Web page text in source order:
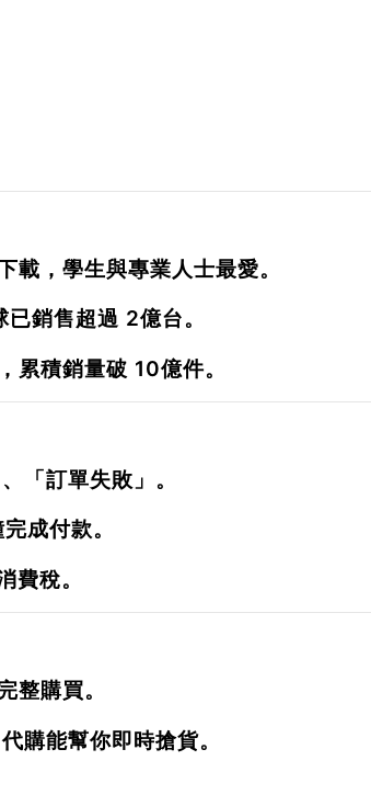
載，學生與專業人士最愛。
已銷售超過 2億台。
累積銷量破 10億件。
「訂單失敗」。
成付款。
費稅。
購買。
購能幫你即時搶貨。